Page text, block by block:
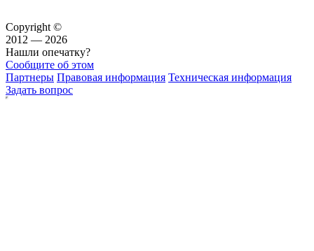
Copyright ©
2012 — 2026
Нашли опечатку?
Сообщите об этом
Партнеры Правовая информация Техническая информация
Задать вопрос